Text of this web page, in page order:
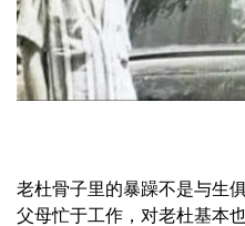
老杜骨子里的暴躁不是与生
父母忙于工作，对老杜基本